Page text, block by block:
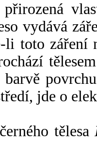
vydává
li toto záření
jde o
tělesa